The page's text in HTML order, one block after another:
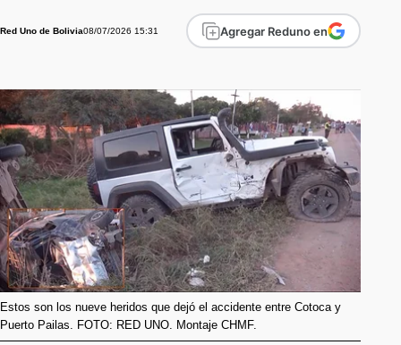
Red Uno de Bolivia08/07/2026 15:31 Agregar Reduno en
Estos son los nueve heridos que dejó el accidente entre Cotoca y
Puerto Pailas. FOTO: RED UNO. Montaje CHMF.